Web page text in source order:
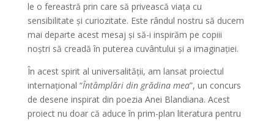
le o fereastră prin care să privească viața cu
sensibilitate și curiozitate. Este rândul nostru să ducem
mai departe acest mesaj și să-i inspirăm pe copiii
noștri să creadă în puterea cuvântului și a imaginației.
În acest spirit al universalității, am lansat proiectul
internațional “Întâmplări din grădina mea”, un concurs
de desene inspirat din poezia Anei Blandiana. Acest
proiect nu doar că aduce în prim-plan literatura pentru